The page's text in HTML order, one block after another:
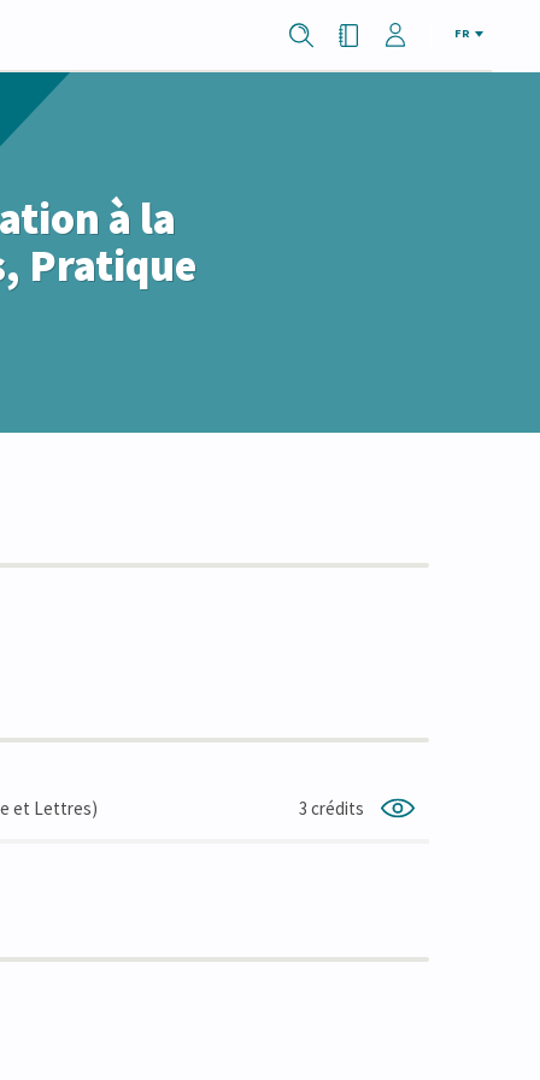
FR
à la
Pratique
et Lettres) 3 crédits